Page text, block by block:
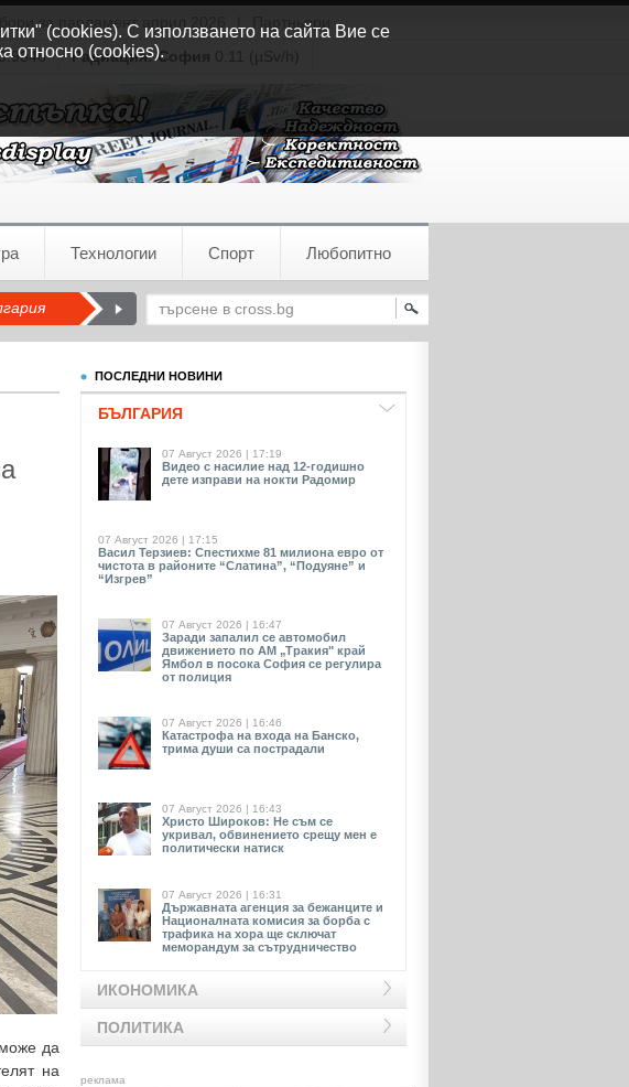
за парламент април 2026
Партньори
Радиация:София 0.11 (µSv/h)
Технологии Спорт Любопитно
да
на
ПОСЛЕДНИ НОВИНИ
БЪЛГАРИЯ
07 Август 2026 | 17:19
Видео с насилие над 12-годишно
дете изправи на нокти Радомир
07 Август 2026 | 17:15
Васил Терзиев: Спестихме 81 милиона евро от
чистота в районите “Слатина”, “Подуяне” и
“Изгрев”
07 Август 2026 | 16:47
Заради запалил се автомобил
движението по АМ „Тракия" край
Ямбол в посока София се регулира
от полиция
07 Август 2026 | 16:46
Катастрофа на входа на Банско,
трима души са пострадали
07 Август 2026 | 16:43
Христо Широков: Не съм се
укривал, обвинението срещу мен е
политически натиск
07 Август 2026 | 16:31
Държавната агенция за бежанците и
Националната комисия за борба с
трафика на хора ще сключат
меморандум за сътрудничество
ИКОНОМИКА
ПОЛИТИКА
реклама
(cookies). С използването на сайта Вие се
относно (cookies).